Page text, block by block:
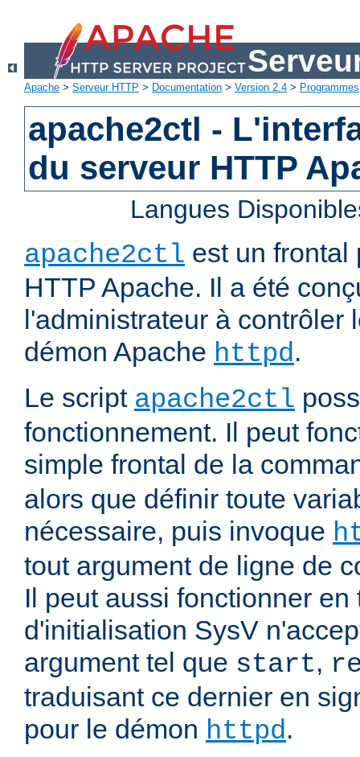
Apache > Serveur HTTP > Documentation > Version 2.4 > Programmes
apache2ctl -
du serveur HTTP
Langues
apache2ctl est un frontal
HTTP Apache. Il a été
l'administrateur à contrôler
démon Apache httpd.
Le script apache2ctl
fonctionnement. Il peut
simple frontal de la
alors que définir toute
nécessaire, puis invoque
tout argument de ligne de
Il peut aussi fonctionner en
d'initialisation SysV
argument tel que start,
traduisant ce dernier en
pour le démon httpd.